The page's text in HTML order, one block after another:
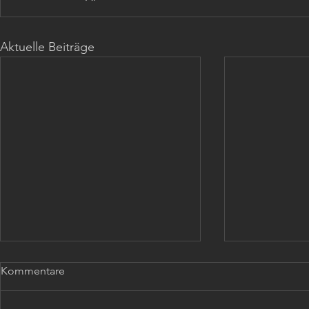
Aktuelle Beiträge
Kommentare